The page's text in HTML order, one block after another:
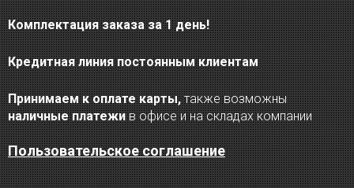
Комплектация заказа за 1 день!
Кредитная линия постоянным клиентам
Принимаем к оплате карты,также возможны
наличные платежив офисе и на складах компании
Пользовательское соглашение